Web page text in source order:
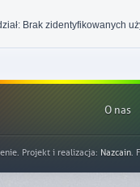
Brak zidentyfikowanych
O nas
Projekt i realizacja: Nazcain.